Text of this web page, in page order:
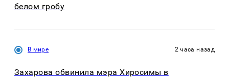
белом гробу
В мире 2 часа назад
Захарова обвинила мэра Хиросимы в